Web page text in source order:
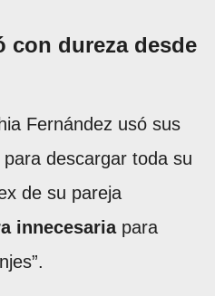
con dureza desde
Fernández usó sus
descargar toda su
de su pareja
innecesariapara